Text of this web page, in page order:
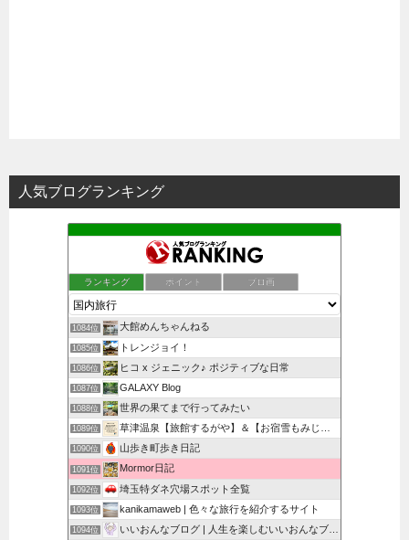
人気ブログランキング
ランキング ポイント ブロ画
1084位 大館めんちゃんねる
1085位 トレンジョイ！
1086位 ヒコ x ジェニック♪ ポジティブな日常
1087位 GALAXY Blog
1088位 世界の果てまで行ってみたい
1089位 草津温泉【旅館するがや】＆【お宿雪もみじ】のブログ
1090位 山歩き町歩き日記
1091位 Mormor日記
1092位 埼玉特ダネ穴場スポット全覧
1093位 kanikamaweb | 色々な旅行を紹介するサイト
1094位 いいおんなブログ | 人生を楽しむいいおんなブログ